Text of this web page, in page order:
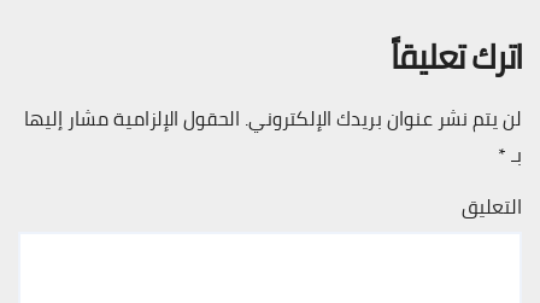
اترك تعليقاً
لن يتم نشر عنوان بريدك الإلكتروني. الحقول الإلزامية مشار إليها
بـ*
التعليق